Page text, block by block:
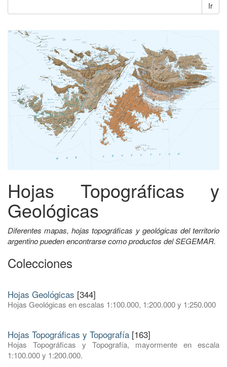
Ir
Hojas Topográficas y
Geológicas
Diferentes mapas, hojas topográficas y geológicas del territorio
argentino pueden encontrarse como productos del SEGEMAR.
Colecciones
Hojas Geológicas [344]
Hojas Geológicas en escalas 1:100.000, 1:200.000 y 1:250.000
Hojas Topográficas y Topografía [163]
Hojas Topográficas y Topografía, mayormente en escala
1:100.000 y 1:200.000.